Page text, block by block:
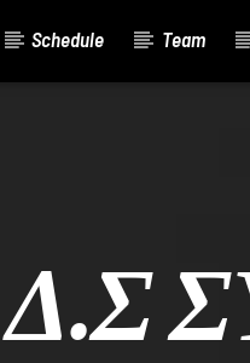
Schedule Team
Δ.Σ